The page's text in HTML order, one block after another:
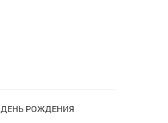
ДЕНЬ РОЖДЕНИЯ